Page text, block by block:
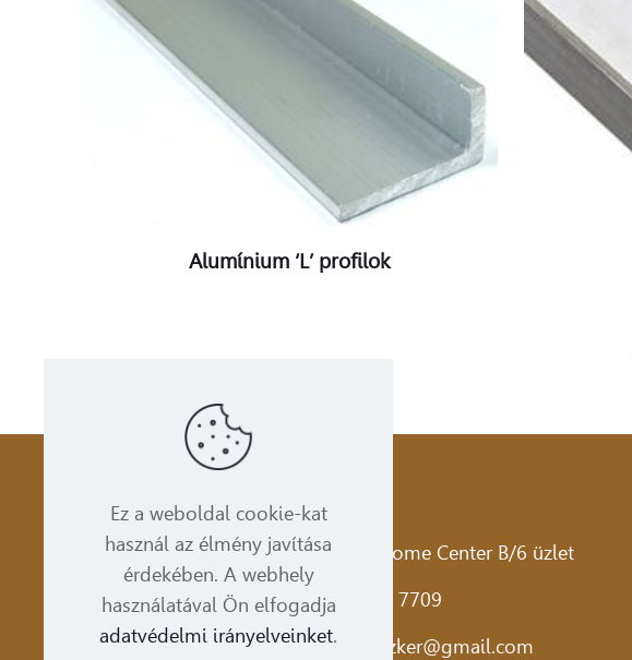
Alumínium ‘L’ profilok
Bronzker Bt.
Cím:1173. Budapest Pesti út 237. Home Center B/6 üzlet
Telefon: +36 1 350 0493,+36 1 339 7709
Email: bronzker@bronzker.hu bronzker@gmail.com
Ez a weboldal cookie-kat
használ az élmény javítása
érdekében. A webhely
használatával Ön elfogadja
adatvédelmi irányelveinket.